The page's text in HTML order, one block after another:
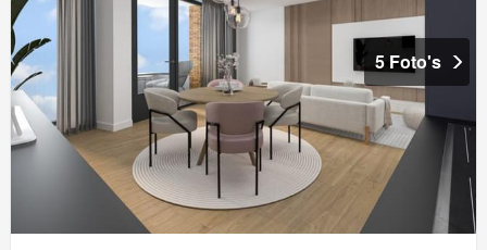
5 Foto's